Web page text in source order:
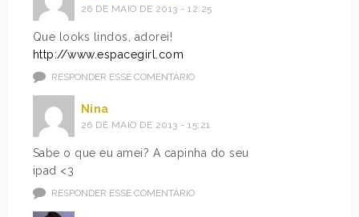
26 DE MAIO DE 2013 - 12:25
Que looks lindos, adorei!
http://www.espacegirl.com
RESPONDER ESSE COMENTÁRIO
Nina
26 DE MAIO DE 2013 - 15:21
Sabe o que eu amei? A capinha do seu
ipad <3
RESPONDER ESSE COMENTÁRIO